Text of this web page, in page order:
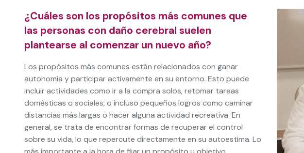
¿Cuáles son los propósitos más comunes que
las personas con daño cerebral suelen
plantearse al comenzar un nuevo año?
Los propósitos más comunes están relacionados con ganar
autonomía y participar activamente en su entorno. Esto puede
incluir actividades como ir a la compra solos, retomar tareas
domésticas o sociales, o incluso pequeños logros como caminar
distancias más largas o hacer alguna actividad recreativa. En
general, se trata de encontrar formas de recuperar el control
sobre su vida, lo que repercute directamente en su autoestima. Lo